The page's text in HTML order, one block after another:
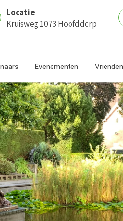
Locatie
Kruisweg 1073 Hoofddorp
Evenementen Vrienden